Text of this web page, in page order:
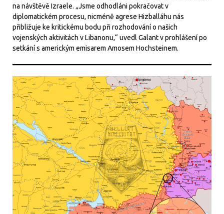
na návštěvě Izraele. „Jsme odhodláni pokračovat v
diplomatickém procesu, nicméně agrese Hizballáhu nás
přibližuje ke kritickému bodu při rozhodování o našich
vojenských aktivitách v Libanonu,“ uvedl Galant v prohlášení po
setkání s americkým emisarem Amosem Hochsteinem.